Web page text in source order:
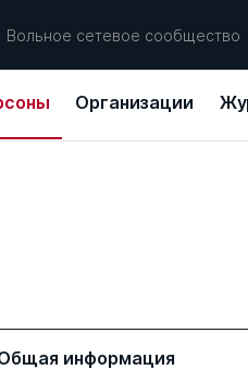
Вольное сетевое сообщество
Организации
информация